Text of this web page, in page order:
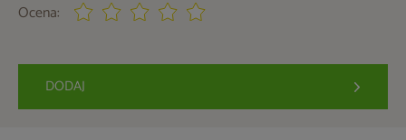
Ocena:
DODAJ